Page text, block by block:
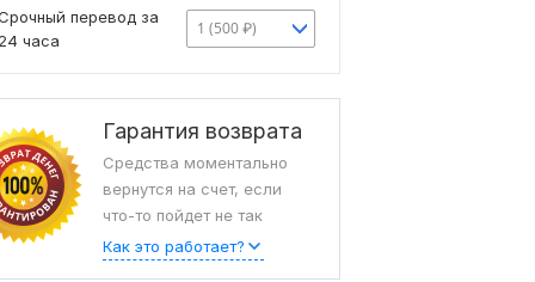
перевод за
24 часа
1 (500 ₽)
Гарантия возврата
Средства моментально
вернутся на счет, если
что-то пойдет не так
Как это работает?